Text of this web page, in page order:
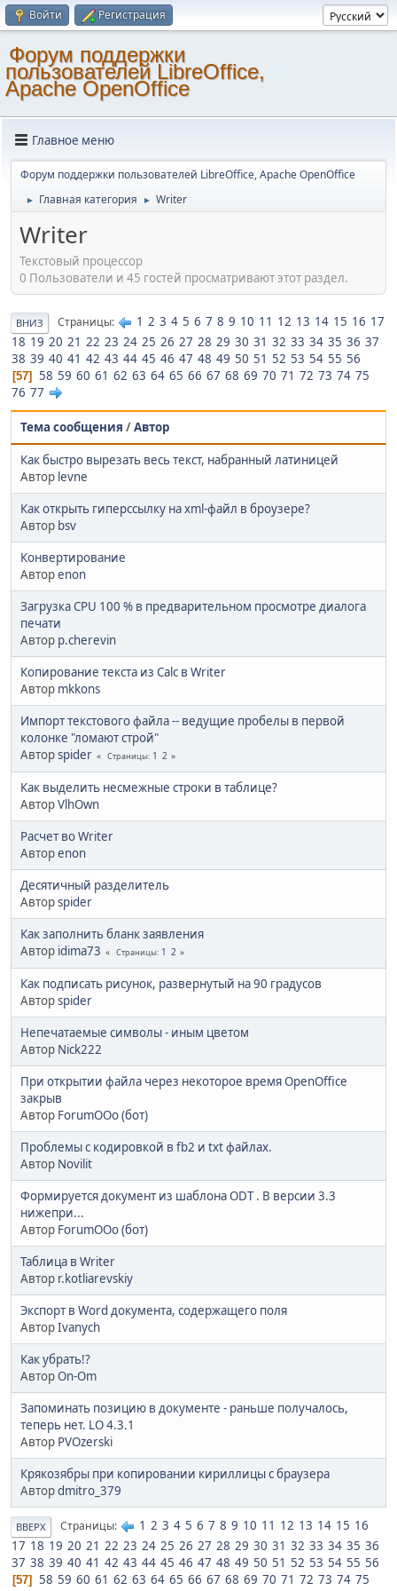
Войти Регистрация
Форум поддержки
пользователей LibreOffice,
Apache OpenOffice
Главное меню
Форум поддержки пользователей LibreOffice, Apache OpenOffice
► Главная категория ► Writer
Writer
Текстовый процессор
0 Пользователи и 45 гостей просматривают этот раздел.
ВНИЗ Страницы 1 2 3 4 5 6 7 8 9 10 11 12 13 14 15 16 17
18 19 20 21 22 23 24 25 26 27 28 29 30 31 32 33 34 35 36 37
38 39 40 41 42 43 44 45 46 47 48 49 50 51 52 53 54 55 56
57 58 59 60 61 62 63 64 65 66 67 68 69 70 71 72 73 74 75
76 77
Тема сообщения /Автор
Как быстро вырезать весь текст, набранный латиницей
Автор levne
Как открыть гиперссылку на xml-файл в броузере?
Автор bsv
Конвертирование
Авторenon
Загрузка CPU 100 % в предварительном просмотре диалога
печати
Автор p.cherevin
Копирование текста из Calc в Writer
Автор mkkons
Импорт текстового файла -- ведущие пробелы в первой
колонке "ломают строй"
Авторspider Страницы 1 2
Как выделить несмежные строки в таблице?
АвторVlhOwn
Расчет во Writer
Авторenon
Десятичный разделитель
Авторspider
Как заполнить бланк заявления
Автор idima73 Страницы 1 2
Как подписать рисунок, развернутый на 90 градусов
Авторspider
Непечатаемые символы - иным цветом
Автор Nick222
При открытии файла через некоторое время OpenOffice
закрыв
Автор ForumOOo (бот)
Проблемы с кодировкой в fb2 и txt файлах.
Автор Novilit
Формируется документ из шаблона ODT . В версии 3.3
нижепри...
Автор ForumOOo (бот)
Таблица в Writer
Автор r.kotliarevskiy
Экспорт в Word документа, содержащего поля
АвторIvanych
Как убрать!?
АвторOn-Om
Запоминать позицию в документе - раньше получалось,
теперь нет. LO 4.3.1
Автор PVOzerski
Крякозябры при копировании кириллицы с браузера
Авторdmitro_379
ВВЕРХ Страницы 1 2 3 4 5 6 7 8 9 10 11 12 13 14 15 16
17 18 19 20 21 22 23 24 25 26 27 28 29 30 31 32 33 34 35 36
37 38 39 40 41 42 43 44 45 46 47 48 49 50 51 52 53 54 55 56
57 58 59 60 61 62 63 64 65 66 67 68 69 70 71 72 73 74 75